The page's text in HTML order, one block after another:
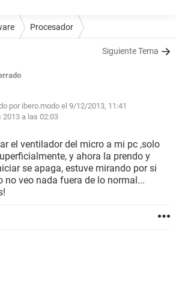
Procesador
Siguiente Tema
por ibero.modo el 9/12/2013, 11:41
2013 a las 02:03
el ventilador del micro a mi pc ,solo
y ahora la prendo y
se apaga, estuve mirando por si
no veo nada fuera de lo normal...